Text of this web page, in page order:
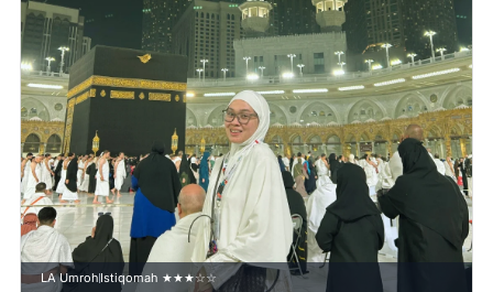
LA Umroh Istiqomah ★★★☆☆